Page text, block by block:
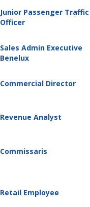
Junior Passenger Traffic
Officer
Sales Admin Executive
Benelux
Commercial Director
Revenue Analyst
Commissaris
Retail Employee